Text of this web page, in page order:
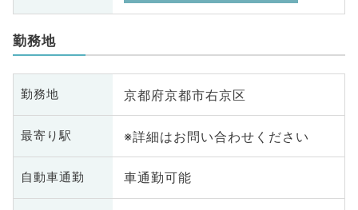
勤務地
勤務地 京都府京都市右京区
最寄り駅 ※詳細はお問い合わせください
自動車通勤 車通勤可能